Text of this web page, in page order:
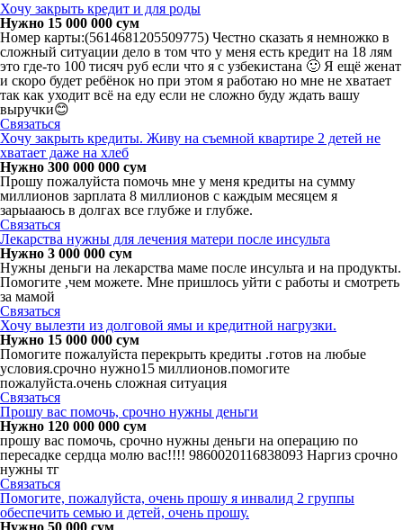
Хочу закрыть кредит и для роды
Нужно 15 000 000 сум
Номер карты:(5614681205509775) Честно сказать я немножко в
сложный ситуации дело в том что у меня есть кредит на 18 лям
это где-то 100 тисяч руб если что я с узбекистана 🙂 Я ещё женат
и скоро будет ребёнок но при этом я работаю но мне не хватает
так как уходит всё на еду если не сложно буду ждать вашу
выручки😊
Связаться
Хочу закрыть кредиты. Живу на съемной квартире 2 детей не
хватает даже на хлеб
Нужно 300 000 000 сум
Прошу пожалуйста помочь мне у меня кредиты на сумму
миллионов зарплата 8 миллионов с каждым месяцем я
зарыааюсь в долгах все глубже и глубже.
Связаться
Лекарства нужны для лечения матери после инсульта
Нужно 3 000 000 сум
Нужны деньги на лекарства маме после инсульта и на продукты.
Помогите ,чем можете. Мне пришлось уйти с работы и смотреть
за мамой
Связаться
Хочу вылезти из долговой ямы и кредитной нагрузки.
Нужно 15 000 000 сум
Помогите пожалуйста перекрыть кредиты .готов на любые
условия.срочно нужно15 миллионов.помогите
пожалуйста.очень сложная ситуация
Связаться
Прошу вас помочь, срочно нужны деньги
Нужно 120 000 000 сум
прошу вас помочь, срочно нужны деньги на операцию по
пересадке сердца молю вас!!!! 9860020116838093 Наргиз срочно
нужны тг
Связаться
Помогите, пожалуйста, очень прошу я инвалид 2 группы
обеспечить семью и детей, очень прошу.
Нужно 50 000 сум